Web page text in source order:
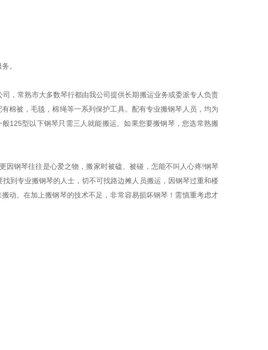
。
，常熟市大多数琴行都由我公司提供长期搬运业务或委派专人负责
棉被，毛毯，棉绳等一系列保护工具。配有专业搬钢琴人员，均为
125型以下钢琴只需三人就能搬运。如果您要搬钢琴，您选常熟搬
钢琴往往是心爱之物，搬家时被磕、被碰，怎能不叫人心疼!钢琴
到专业搬钢琴的人士，切不可找路边摊人员搬运，因钢琴过重和楼
动。在加上搬钢琴的技术不足，非常容易损坏钢琴！需慎重考虑才